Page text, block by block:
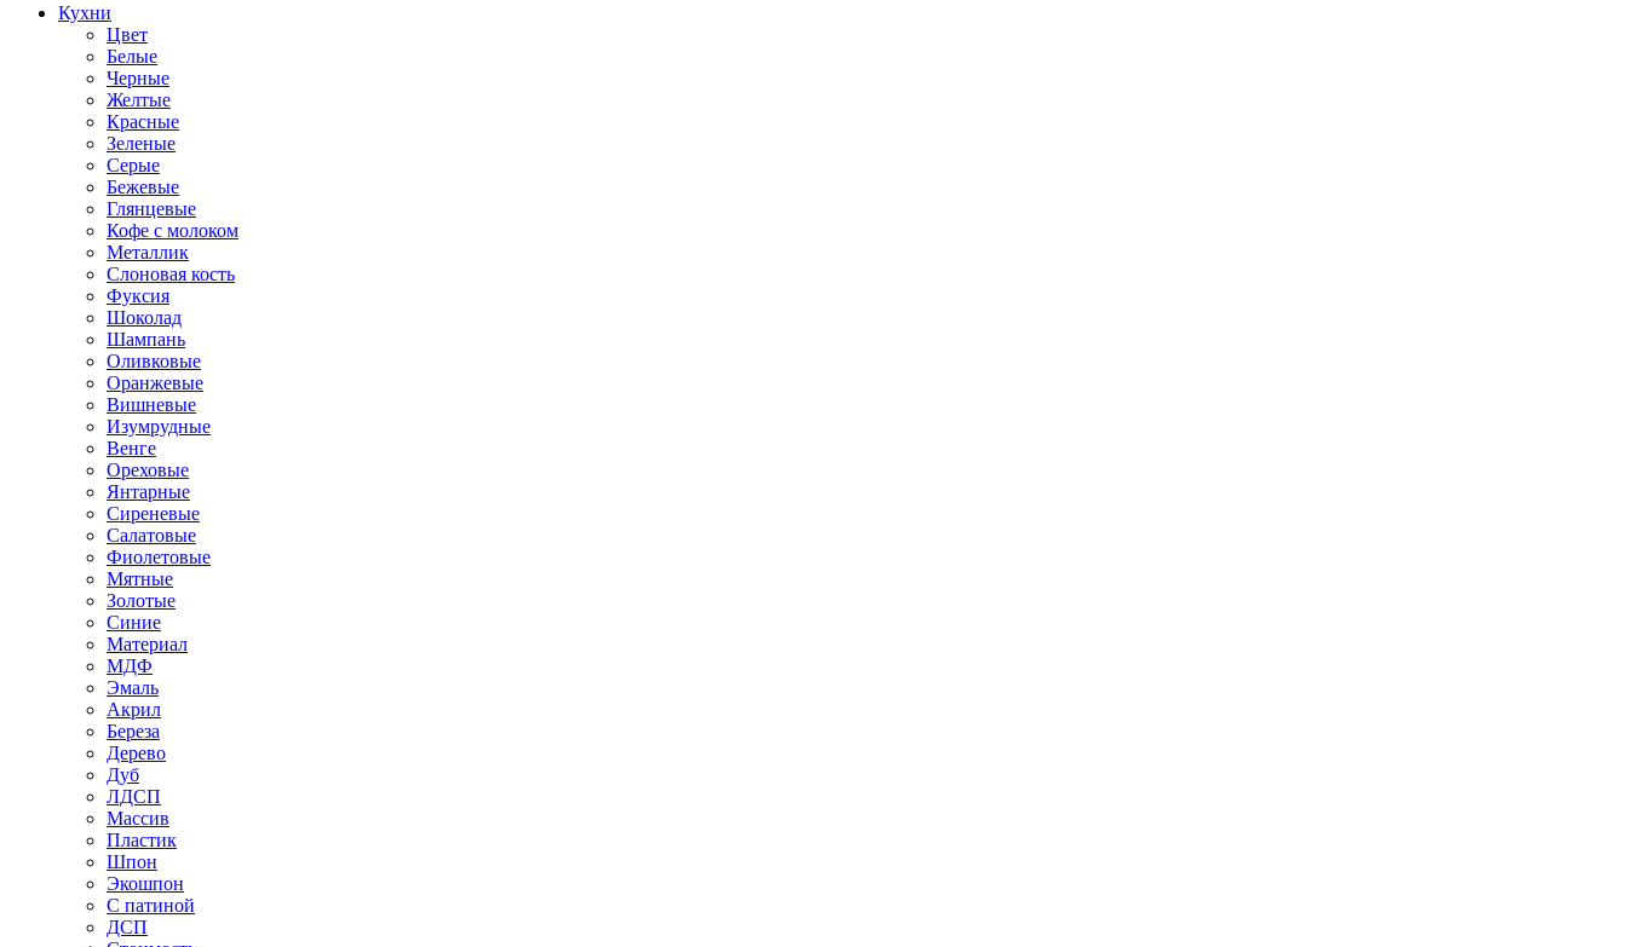
Кухни
Цвет
Белые
Черные
Желтые
Красные
Зеленые
Серые
Бежевые
Глянцевые
Кофе с молоком
Металлик
Слоновая кость
Фуксия
Шоколад
Шампань
Оливковые
Оранжевые
Вишневые
Изумрудные
Венге
Ореховые
Янтарные
Сиреневые
Салатовые
Фиолетовые
Мятные
Золотые
Синие
Материал
МДФ
Эмаль
Акрил
Береза
Дерево
Дуб
ЛДСП
Массив
Пластик
Шпон
Экошпон
С патиной
ДСП